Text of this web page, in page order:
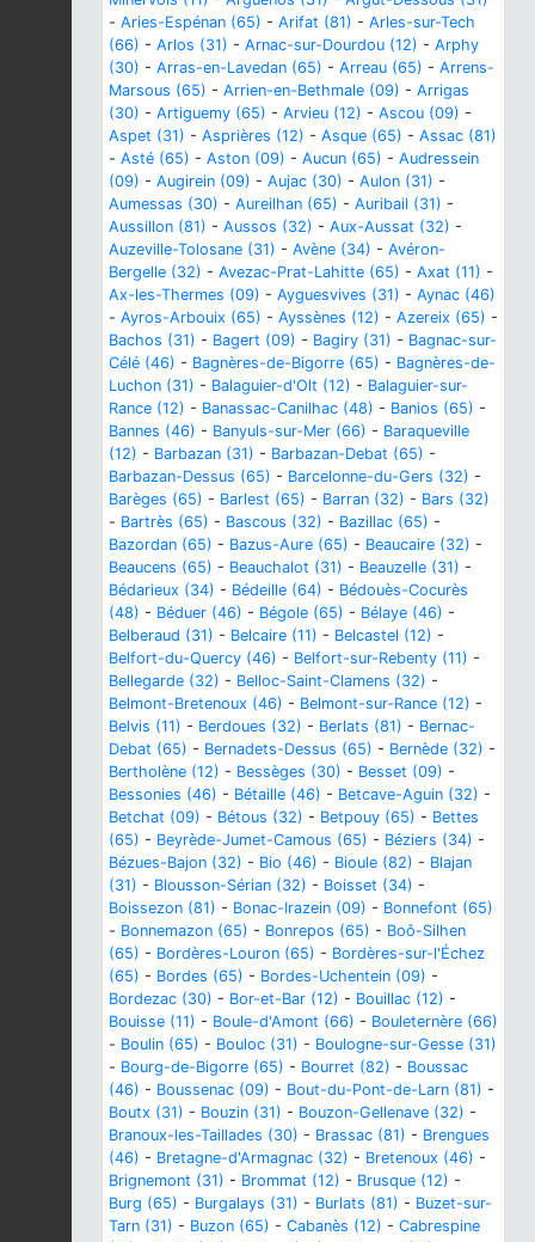
- Aries-Espénan (65) - Arifat (81) - Arles-sur-Tech
(66) - Arlos (31) - Arnac-sur-Dourdou (12) - Arphy
(30) - Arras-en-Lavedan (65) - Arreau (65) - Arrens-
Marsous (65) - Arrien-en-Bethmale (09) - Arrigas
(30) - Artiguemy (65) - Arvieu (12) - Ascou (09) -
Aspet (31) - Asprières (12) - Asque (65) - Assac (81)
- Asté (65) - Aston (09) - Aucun (65) - Audressein
(09) - Augirein (09) - Aujac (30) - Aulon (31) -
Aumessas (30) - Aureilhan (65) - Auribail (31) -
Aussillon (81) - Aussos (32) - Aux-Aussat (32) -
Auzeville-Tolosane (31) - Avène (34) - Avéron-
Bergelle (32) - Avezac-Prat-Lahitte (65) - Axat (11) -
Ax-les-Thermes (09) - Ayguesvives (31) - Aynac (46)
- Ayros-Arbouix (65) - Ayssènes (12) - Azereix (65) -
Bachos (31) - Bagert (09) - Bagiry (31) - Bagnac-sur-
Célé (46) - Bagnères-de-Bigorre (65) - Bagnères-de-
Luchon (31) - Balaguier-d'Olt (12) - Balaguier-sur-
Rance (12) - Banassac-Canilhac (48) - Banios (65) -
Bannes (46) - Banyuls-sur-Mer (66) - Baraqueville
(12) - Barbazan (31) - Barbazan-Debat (65) -
Barbazan-Dessus (65) - Barcelonne-du-Gers (32) -
Barèges (65) - Barlest (65) - Barran (32) - Bars (32)
- Bartrès (65) - Bascous (32) - Bazillac (65) -
Bazordan (65) - Bazus-Aure (65) - Beaucaire (32) -
Beaucens (65) - Beauchalot (31) - Beauzelle (31) -
Bédarieux (34) - Bédeille (64) - Bédouès-Cocurès
(48) - Béduer (46) - Bégole (65) - Bélaye (46) -
Belberaud (31) - Belcaire (11) - Belcastel (12) -
Belfort-du-Quercy (46) - Belfort-sur-Rebenty (11) -
Bellegarde (32) - Belloc-Saint-Clamens (32) -
Belmont-Bretenoux (46) - Belmont-sur-Rance (12) -
Belvis (11) - Berdoues (32) - Berlats (81) - Bernac-
Debat (65) - Bernadets-Dessus (65) - Bernède (32) -
Bertholène (12) - Bessèges (30) - Besset (09) -
Bessonies (46) - Bétaille (46) - Betcave-Aguin (32) -
Betchat (09) - Bétous (32) - Betpouy (65) - Bettes
(65) - Beyrède-Jumet-Camous (65) - Béziers (34) -
Bézues-Bajon (32) - Bio (46) - Bioule (82) - Blajan
(31) - Blousson-Sérian (32) - Boisset (34) -
Boissezon (81) - Bonac-Irazein (09) - Bonnefont (65)
- Bonnemazon (65) - Bonrepos (65) - Boô-Silhen
(65) - Bordères-Louron (65) - Bordères-sur-l'Échez
(65) - Bordes (65) - Bordes-Uchentein (09) -
Bordezac (30) - Bor-et-Bar (12) - Bouillac (12) -
Bouisse (11) - Boule-d'Amont (66) - Bouleternère (66)
- Boulin (65) - Bouloc (31) - Boulogne-sur-Gesse (31)
- Bourg-de-Bigorre (65) - Bourret (82) - Boussac
(46) - Boussenac (09) - Bout-du-Pont-de-Larn (81) -
Boutx (31) - Bouzin (31) - Bouzon-Gellenave (32) -
Branoux-les-Taillades (30) - Brassac (81) - Brengues
(46) - Bretagne-d'Armagnac (32) - Bretenoux (46) -
Brignemont (31) - Brommat (12) - Brusque (12) -
Burg (65) - Burgalays (31) - Burlats (81) - Buzet-sur-
Tarn (31) - Buzon (65) - Cabanès (12) - Cabrespine